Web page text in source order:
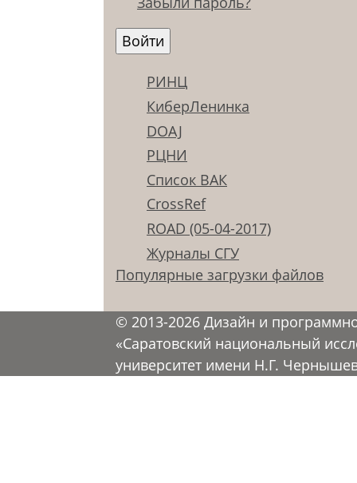
РИНЦ
КиберЛенинка
DOAJ
РЦНИ
Список ВАК
CrossRef
ROAD (05-04-2017)
Журналы СГУ
Популярные загрузки файлов
© 2013-2026 Дизайн и
«Саратовский национальный
университет имени Н.Г.